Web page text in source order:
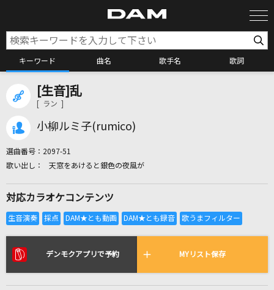
キーワード 曲名 歌手名 歌詞
カラオケ店舗検索
全国りれき
リアルタイムで歌われている曲の一覧
[生音]乱
[ ラン ]
小柳ルミ子(rumico)
選曲番号： 2097-51
天窓をあけると銀色の夜風が
対応カラオケコンテンツ
デンモクアプリで予約 MYリスト保存